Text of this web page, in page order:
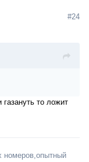
#24
то ложит
номеров,опытный